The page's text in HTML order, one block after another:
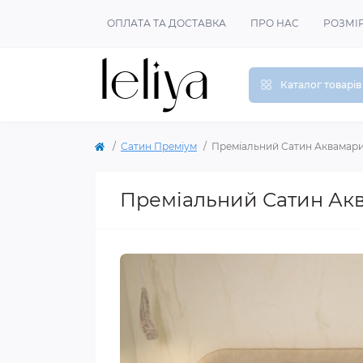
ОПЛАТА ТА ДОСТАВКА ПРО НАС
Каталог товарів
Сатин Преміум Преміальний Сатин
Преміальний Сатин